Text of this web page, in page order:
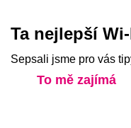
Ta nejlepší
Sepsali jsme pro vás
To mě zajímá